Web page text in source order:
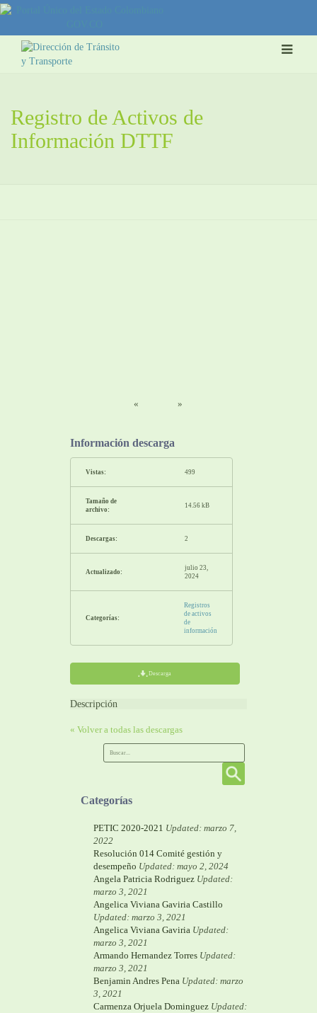
Registro de Activos de
Información DTTF
« »
Información descarga
Vistas: 499
Tamaño de
archivo:
14.56 kB
Descargas: 2
Actualizado:
julio 23,
2024
Categorías:
Registros
de activos
de
información
Descarga
Descripción
« Volver a todas las descargas
Categorías
PETIC 2020-2021 Updated: marzo 7,
2022
Resolución 014 Comité gestión y
desempeño Updated: mayo 2, 2024
Angela Patricia Rodriguez Updated:
marzo 3, 2021
Angelica Viviana Gaviria Castillo
Updated: marzo 3, 2021
Angelica Viviana Gaviria Updated:
marzo 3, 2021
Armando Hernandez Torres Updated:
marzo 3, 2021
Benjamin Andres Pena Updated: marzo
3, 2021
Carmenza Orjuela Dominguez Updated: